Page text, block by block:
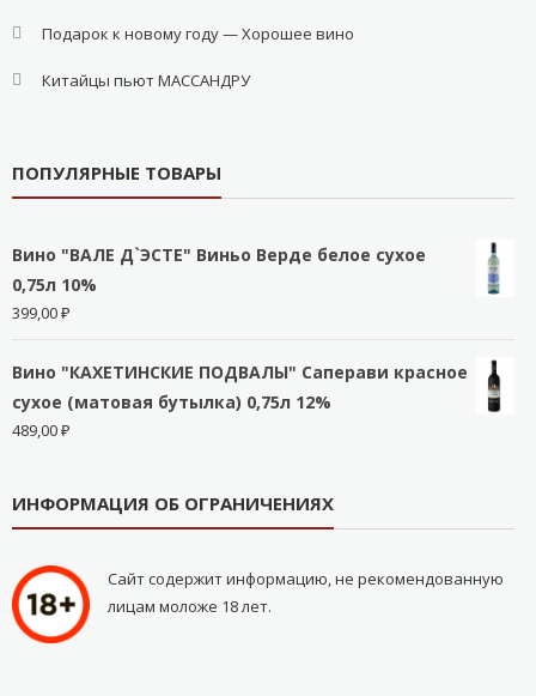
Подарок к новому году — Хорошее вино
Китайцы пьют МАССАНДРУ
ПОПУЛЯРНЫЕ ТОВАРЫ
Вино "ВАЛЕ Д`ЭСТЕ" Виньо Верде белое сухое
0,75л 10%
399,00₽
Вино "КАХЕТИНСКИЕ ПОДВАЛЫ" Саперави красное
сухое (матовая бутылка) 0,75л 12%
489,00₽
ИНФОРМАЦИЯ ОБ ОГРАНИЧЕНИЯХ
Сайт содержит информацию, не рекомендованную
лицам моложе 18 лет.